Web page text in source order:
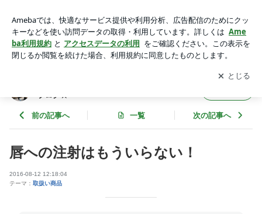
ueのアンジェブログ☆
アプリをダウンロードして ブログの更新通知
を受け取りまし
ょう。
開く
ブログ☆
前の記事へ 一覧 次の記事へ
唇への注射はもういらない！
2016-08-12 12:18:04
テーマ： 取扱い商品